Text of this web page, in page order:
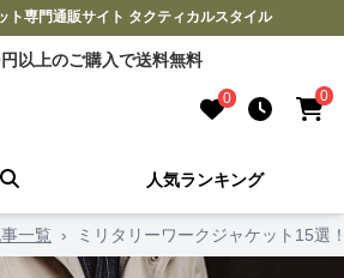
ト専門通販サイト タクティカルスタイル
以上のご購入で送料無料
0 0
人気ランキング
一覧 › ミリタリーワークジャケット15選